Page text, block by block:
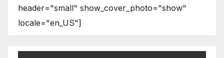
header="small" show_cover_photo="show"
locale="en_US"]